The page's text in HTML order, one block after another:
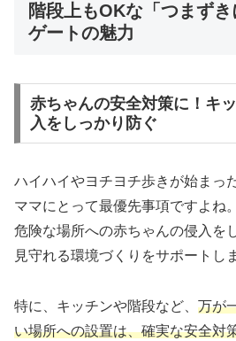
階段上もOKな「つまず
ゲートの魅力
赤ちゃんの安全対策に！キ
入をしっかり防ぐ
ハイハイやヨチヨチ歩きが始まっ
ママにとって最優先事項ですよね
危険な場所への赤ちゃんの侵入を
見守れる環境づくりをサポートし
特に、キッチンや階段など、 万が
い場所への設置は、確実な安全対